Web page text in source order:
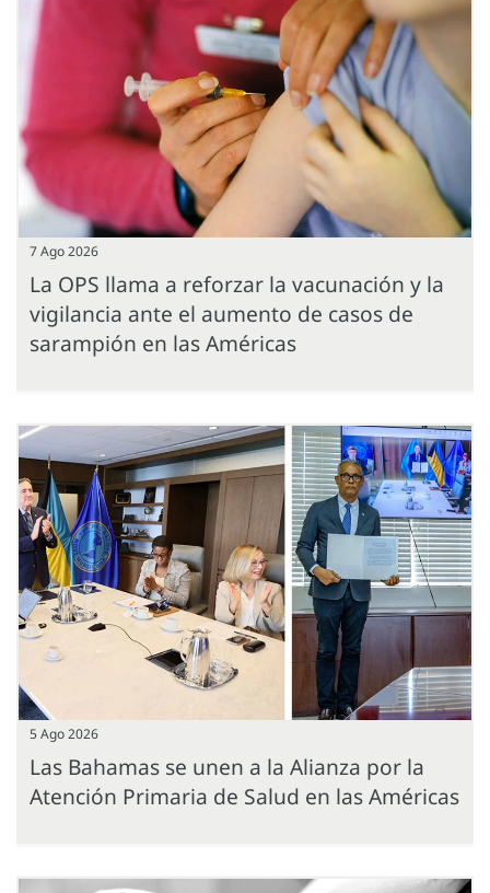
7 Ago 2026
La OPS llama a reforzar la vacunación y la
vigilancia ante el aumento de casos de
sarampión en las Américas
5 Ago 2026
Las Bahamas se unen a la Alianza por la
Atención Primaria de Salud en las Américas